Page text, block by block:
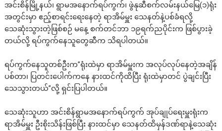
အင်းစိန်မြို့နယ်၊ ရွာမအနောက်ရပ်ကွက်၊ ဖွဲနုဆီစက်လမ်းနယ်မြေ(၁)ရုံး
အတွင်းမှာ ဧည့်စာရင်းရေးနေတဲ့ ရာအိမ်မှူး သေနတ်နဲ့ပစ်ခံရလို့
သေဆုံးသွားတဲ့ဖြစ်စဉ် မနေ့ စက်တင်ဘာ ၁၉ရက်ညပိုင်းက ဖြစ်ပွားခဲ့
တယ်လို့ ရပ်ကွက်နေသူတွေဆီက သိရပါတယ်။
ရပ်ကွက်နေသူတစ်ဦးက”ရုံးထဲမှာ ရာအိမ်မှူးက အလုပ်လုပ်နေတဲ့အချိန်
ပစ်တာ၊ ပြတင်းပေါက်ကနေ နားထင်ကိုထိပြီး ရုံးထဲမှာတင် ပွဲချင်းပြီး
သေသွားတယ်”လို့ ရှင်းပြပါတယ်။
သေဆုံးသူဟာ အင်းစိန်ရွာမအနောက်ရပ်ကွက် အုပ်ချုပ်ရေးမှူးရုံးက
ရာအိမ်မှူး ဦးစိုးသိန်းဖြစ်ပြီး နားထင်မှာ သေနတ်ထိမှန်ဒဏ်ရာနဲ့သေဆုံး